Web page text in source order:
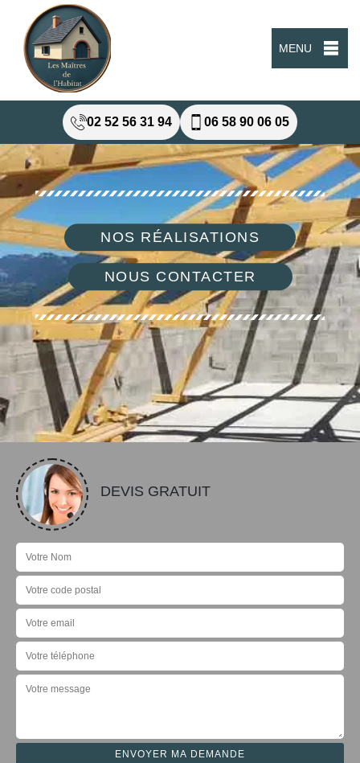
MENU
02 52 56 31 94 06 58 90 06 05
NOS RÉALISATIONS
NOUS CONTACTER
DEVIS GRATUIT